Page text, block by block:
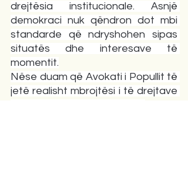
drejtësia institucionale. Asnjë
demokraci nuk qëndron dot mbi
standarde që ndryshohen sipas
situatës dhe interesave të
momentit.
Nëse duam që Avokati i Popullit të
jetë realisht mbrojtësi i të drejtave